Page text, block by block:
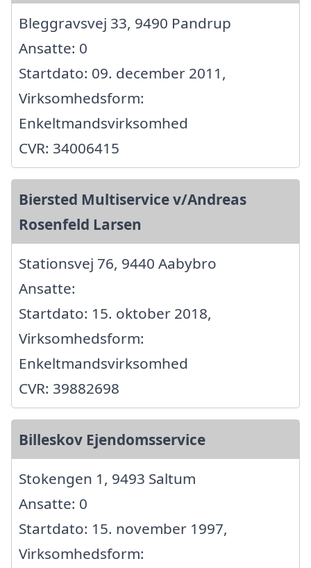
Bleggravsvej 33, 9490 Pandrup
Ansatte: 0
Startdato: 09. december 2011,
Virksomhedsform:
Enkeltmandsvirksomhed
CVR: 34006415
Biersted Multiservice v/Andreas
Rosenfeld Larsen
Stationsvej 76, 9440 Aabybro
Ansatte:
Startdato: 15. oktober 2018,
Virksomhedsform:
Enkeltmandsvirksomhed
CVR: 39882698
Billeskov Ejendomsservice
Stokengen 1, 9493 Saltum
Ansatte: 0
Startdato: 15. november 1997,
Virksomhedsform: